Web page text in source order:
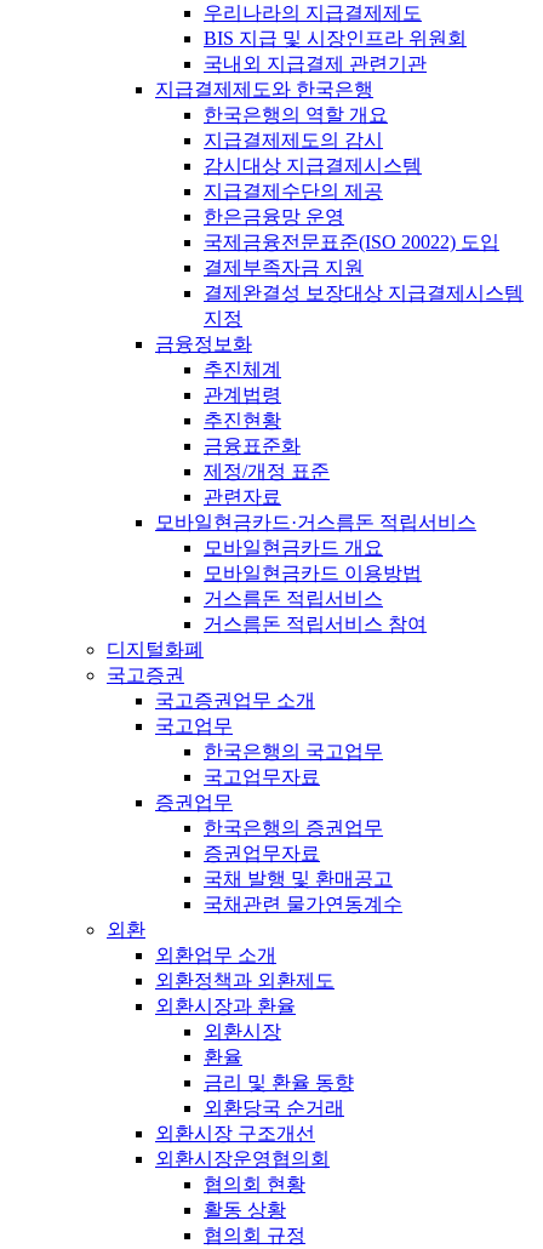
우리나라의 지급결제제도
BIS 지급 및 시장인프라 위원회
국내외 지급결제 관련기관
지급결제제도와 한국은행
한국은행의 역할 개요
지급결제제도의 감시
감시대상 지급결제시스템
지급결제수단의 제공
한은금융망 운영
국제금융전문표준(ISO 20022) 도입
결제부족자금 지원
결제완결성 보장대상 지급결제시스템
지정
금융정보화
추진체계
관계법령
추진현황
금융표준화
제정/개정 표준
관련자료
모바일현금카드·거스름돈 적립서비스
모바일현금카드 개요
모바일현금카드 이용방법
거스름돈 적립서비스
거스름돈 적립서비스 참여
디지털화폐
국고증권
국고증권업무 소개
국고업무
한국은행의 국고업무
국고업무자료
증권업무
한국은행의 증권업무
증권업무자료
국채 발행 및 환매공고
국채관련 물가연동계수
외환
외환업무 소개
외환정책과 외환제도
외환시장과 환율
외환시장
환율
금리 및 환율 동향
외환당국 순거래
외환시장 구조개선
외환시장운영협의회
협의회 현황
활동 상황
협의회 규정